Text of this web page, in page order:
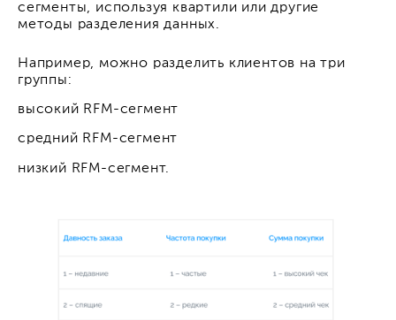
сегменты, используя квартили или другие
методы разделения данных.
Например, можно разделить клиентов на три
группы:
высокий RFM-сегмент
средний RFM-сегмент
низкий RFM-сегмент.